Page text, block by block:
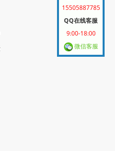
15505887785
QQ在线客服
9:00-18:00
微信客服